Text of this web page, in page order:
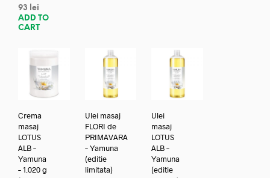
93
lei
ADD TO
CART
Crema
masaj
LOTUS
ALB –
Yamuna
– 1.020 g
Ulei masaj
FLORI de
PRIMAVARA
– Yamuna
(editie
limitata)
Ulei
masaj
LOTUS
ALB –
Yamuna
(editie